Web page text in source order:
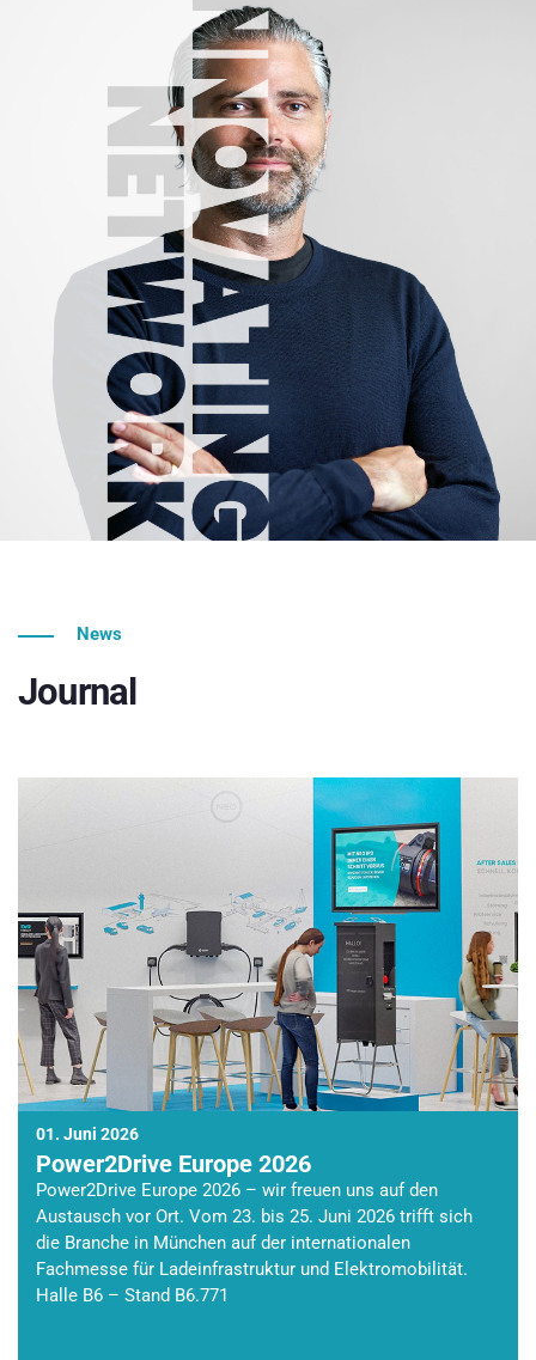
News
Journal
01. Juni 2026
Power2Drive Europe 2026
Power2Drive Europe 2026 – wir freuen uns auf den
Austausch vor Ort. Vom 23. bis 25. Juni 2026 trifft sich
die Branche in München auf der internationalen
Fachmesse für Ladeinfrastruktur und Elektromobilität.
Halle B6 – Stand B6.771